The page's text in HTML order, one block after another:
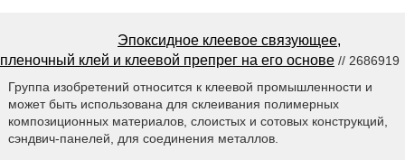
Эпоксидное клеевое связующее,
пленочный клей и клеевой препрег на его основе // 2686919
Группа изобретений относится к клеевой промышленности и
может быть использована для склеивания полимерных
композиционных материалов, слоистых и сотовых конструкций,
сэндвич-панелей, для соединения металлов.